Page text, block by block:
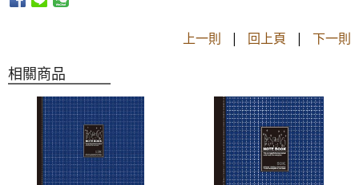
上一則 | 回上頁 | 下一則
相關商品